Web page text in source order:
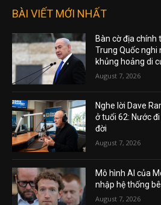
BÀI VIẾT MỚI NHẤT
Bàn cờ địa chính
Trung Quốc nghi
khủng hoảng di
August 7, 2026
Nghe lời Dave
ở tuổi 62: Nước
đời
August 7, 2026
Mô hình AI của
nhập hệ thống
August 7, 2026